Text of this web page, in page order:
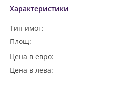
Характеристики
Тип имот:
Площ:
Цена в евро:
Цена в лева: